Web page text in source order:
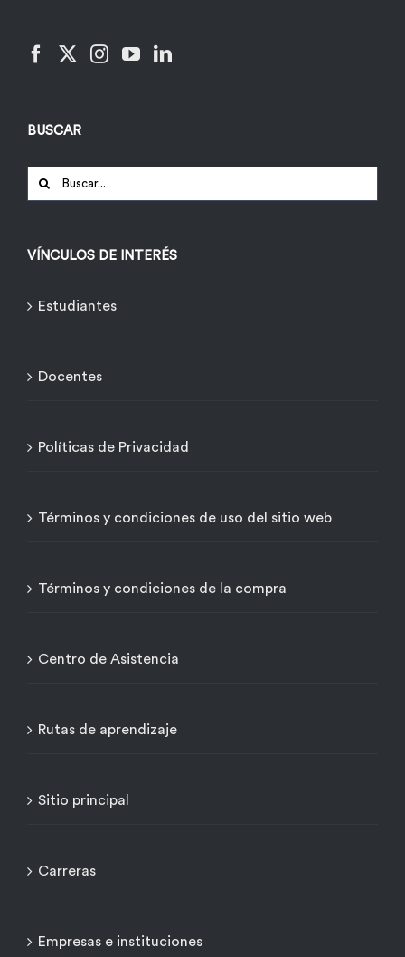
BUSCAR
Buscar:
VÍNCULOS DE INTERÉS
Estudiantes
Docentes
Políticas de Privacidad
Términos y condiciones de uso del sitio web
Términos y condiciones de la compra
Centro de Asistencia
Rutas de aprendizaje
Sitio principal
Carreras
Empresas e instituciones